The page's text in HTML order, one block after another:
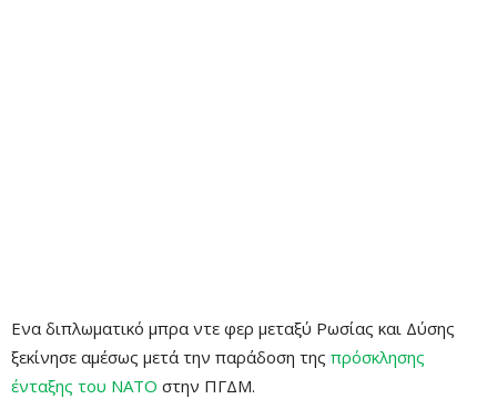
Ενα διπλωματικό μπρα ντε φερ μεταξύ Ρωσίας και Δύσης
ξεκίνησε αμέσως μετά την παράδοση της πρόσκλησης
ένταξης του ΝΑΤΟ στην ΠΓΔΜ.